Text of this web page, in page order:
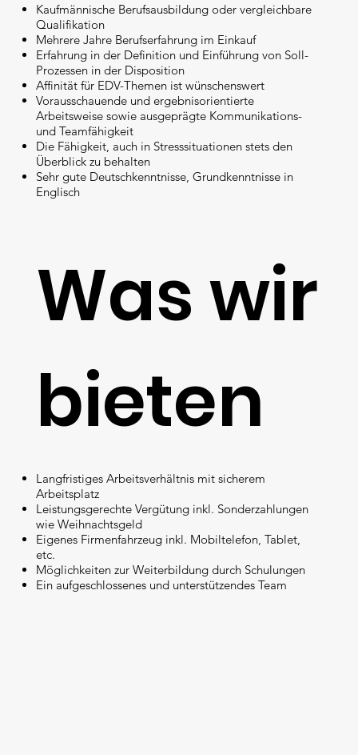
Kaufmännische Berufsausbildung oder vergleichbare
Qualifikation
Mehrere Jahre Berufserfahrung im Einkauf
Erfahrung in der Definition und Einführung von Soll-
Prozessen in der Disposition
Affinität für EDV-Themen ist wünschenswert
Vorausschauende und ergebnisorientierte
Arbeitsweise sowie ausgeprägte Kommunikations-
und Teamfähigkeit
Die Fähigkeit, auch in Stresssituationen stets den
Überblick zu behalten
Sehr gute Deutschkenntnisse, Grundkenntnisse in
Englisch
Was wir
bieten
Langfristiges Arbeitsverhältnis mit sicherem
Arbeitsplatz
Leistungsgerechte Vergütung inkl. Sonderzahlungen
wie Weihnachtsgeld
Eigenes Firmenfahrzeug inkl. Mobiltelefon, Tablet,
etc.
Möglichkeiten zur Weiterbildung durch Schulungen
Ein aufgeschlossenes und unterstützendes Team